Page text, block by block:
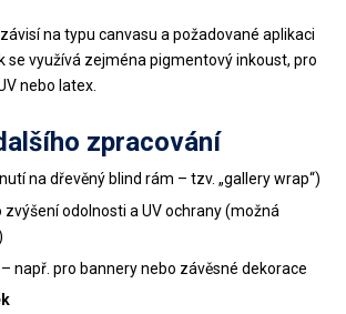
na typu canvasu a požadované aplikaci
se využívá zejména pigmentový inkoust, pro
nebo latex.
zpracování
na dřevěný blind rám – tzv. „gallery wrap“)
odolnosti a UV ochrany (možná
např. pro bannery nebo závěsné dekorace